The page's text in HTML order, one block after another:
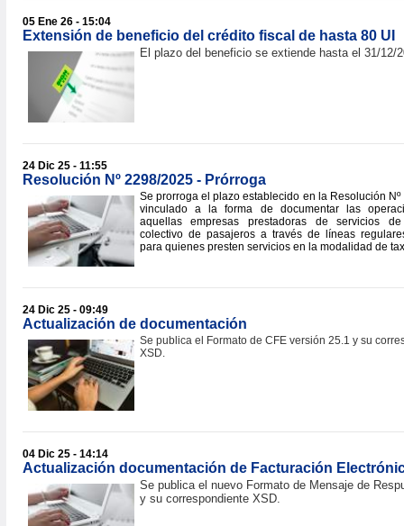
05 Ene 26 - 15:04
Extensión de beneficio del crédito fiscal de hasta 80 UI
El plazo del beneficio se extiende hasta el 31/12/
24 Dic 25 - 11:55
Resolución Nº 2298/2025 - Prórroga
Se prorroga el plazo establecido en la Resolución
vinculado a la forma de documentar las
aquellas empresas prestadoras de servicios de
colectivo de pasajeros a través de líneas
para quienes presten servicios en la modalidad de
24 Dic 25 - 09:49
Actualización de documentación
Se publica el Formato de CFE versión 25.1 y su
XSD.
04 Dic 25 - 14:14
Actualización documentación de Facturación
Se publica el nuevo Formato de Mensaje de
y su correspondiente XSD.